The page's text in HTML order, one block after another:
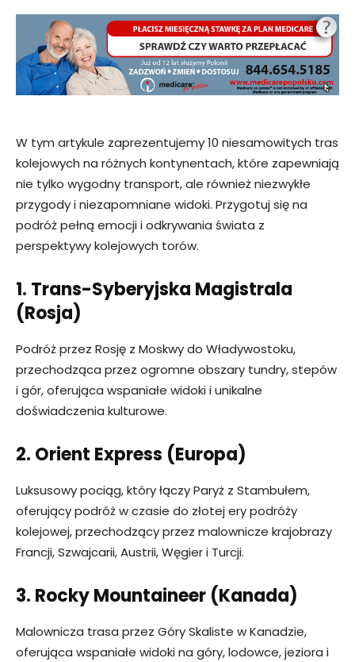
W tym artykule zaprezentujemy 10 niesamowitych tras
kolejowych na różnych kontynentach, które zapewniają
nie tylko wygodny transport, ale również niezwykłe
przygody i niezapomniane widoki. Przygotuj się na
podróż pełną emocji i odkrywania świata z
perspektywy kolejowych torów.
1. Trans-Syberyjska Magistrala
(Rosja)
Podróż przez Rosję z Moskwy do Władywostoku,
przechodząca przez ogromne obszary tundry, stepów
i gór, oferująca wspaniałe widoki i unikalne
doświadczenia kulturowe.
2. Orient Express (Europa)
Luksusowy pociąg, który łączy Paryż z Stambułem,
oferujący podróż w czasie do złotej ery podróży
kolejowej, przechodzący przez malownicze krajobrazy
Francji, Szwajcarii, Austrii, Węgier i Turcji.
3. Rocky Mountaineer (Kanada)
Malownicza trasa przez Góry Skaliste w Kanadzie,
oferująca wspaniałe widoki na góry, lodowce, jeziora i